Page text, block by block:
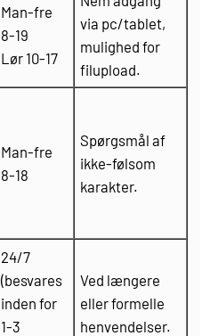
Man-fre
8-19
Lør 10-17
via pc/tablet,
mulighed for
filupload.
Man-fre
8-18
Spørgsmål af
ikke-følsom
karakter.
24/7
(besvares
inden for
1-3
Ved længere
eller formelle
henvendelser.